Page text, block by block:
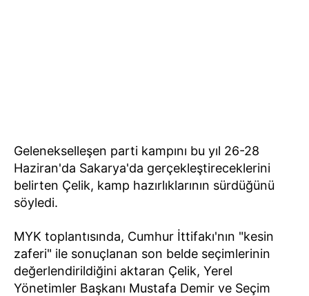
Gelenekselleşen parti kampını bu yıl 26-28
Haziran'da Sakarya'da gerçekleştireceklerini
belirten Çelik, kamp hazırlıklarının sürdüğünü
söyledi.
MYK toplantısında, Cumhur İttifakı'nın "kesin
zaferi" ile sonuçlanan son belde seçimlerinin
değerlendirildiğini aktaran Çelik, Yerel
Yönetimler Başkanı Mustafa Demir ve Seçim